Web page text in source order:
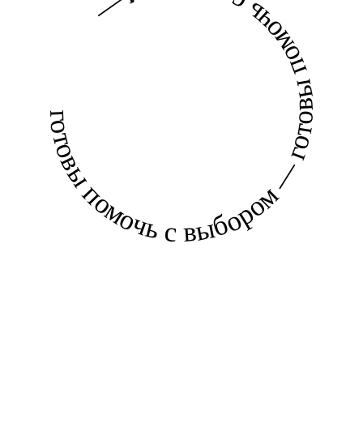
готовы помочь с выбором — готовы помочь с выбором —